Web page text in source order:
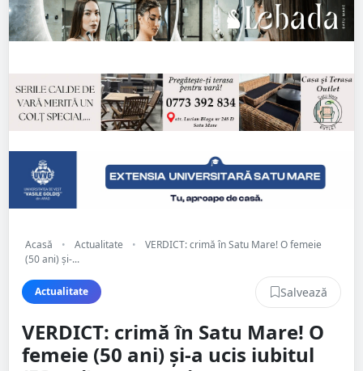
Acasă • Actualitate •
VERDICT: crimă în Satu Mare! O femeie
(50 ani) și-...
Actualitate Salvează
VERDICT: crimă în Satu Mare! O
femeie (50 ani) și-a ucis iubitul